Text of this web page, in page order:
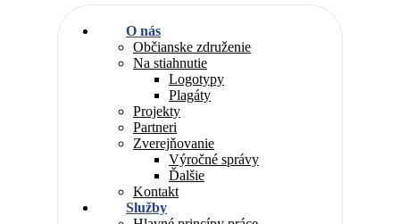
O nás
Občianske združenie
Na stiahnutie
Logotypy
Plagáty
Projekty
Partneri
Zverejňovanie
Výročné správy
Ďalšie
Kontakt
Služby